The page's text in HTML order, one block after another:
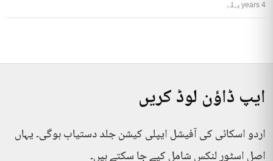
4 years پہلے
ایپ ڈاؤن لوڈ کریں
اردو اسکائی کی آفیشل ایپلی کیشن جلد دستیاب ہوگی۔ یہاں
اصل اسٹور لنکس شامل کیے جا سکتے ہیں۔